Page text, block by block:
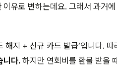
유로 변하는데요. 그래서 과거
해지 + 신규 카드 발급’입니다.
니다. 하지만 연회비를 환불 받을